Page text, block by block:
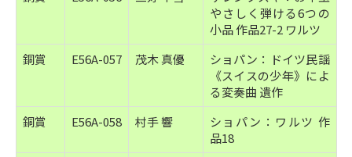
やさしく弾ける6つの
小品 作品27-2 ワルツ
銅賞
E56A-057 茂木 真優
ショパン：ドイツ民謡
《スイスの少年》によ
る変奏曲 遺作
銅賞
E56A-058 村手 響
ショパン：ワルツ 作
品18